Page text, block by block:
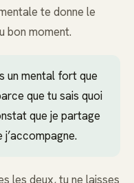
te donne le
bon moment.
un mental fort que
que tu sais quoi
que je partage
les deux, tu ne laisses